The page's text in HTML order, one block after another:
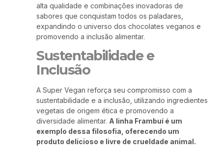
alta qualidade e combinações inovadoras de
sabores que conquistam todos os paladares,
expandindo o universo dos chocolates veganos e
promovendo a inclusão alimentar.
Sustentabilidade e
Inclusão
A Super Vegan reforça seu compromisso com a
sustentabilidade e a inclusão, utilizando ingredientes
vegetais de origem ética e promovendo a
diversidade alimentar. A linha Frambuí é um
exemplo dessa filosofia, oferecendo um
produto delicioso e livre de crueldade animal.